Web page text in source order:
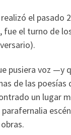
el pasado
fue el turno de
pusiera voz —y
de las poesías
un lugar